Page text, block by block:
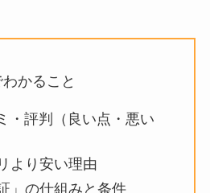
かること
・評判（良い点・悪い
より安い理由
」の仕組みと条件